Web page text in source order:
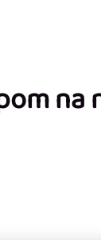
na